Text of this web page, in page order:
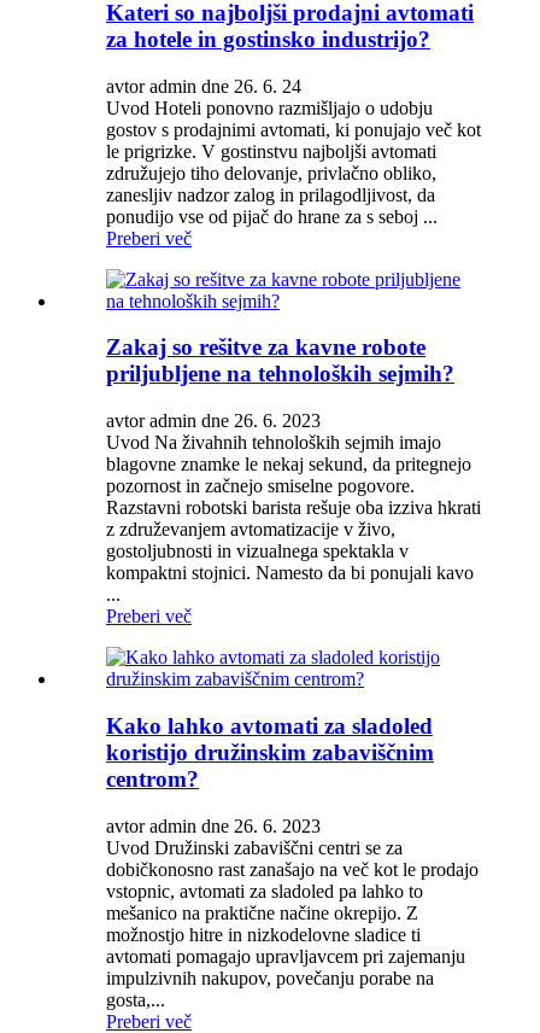
Kateri so najboljši prodajni avtomati
za hotele in gostinsko industrijo?
avtor admin dne 26. 6. 24
Uvod Hoteli ponovno razmišljajo o udobju
gostov s prodajnimi avtomati, ki ponujajo več kot
le prigrizke. V gostinstvu najboljši avtomati
združujejo tiho delovanje, privlačno obliko,
zanesljiv nadzor zalog in prilagodljivost, da
ponudijo vse od pijač do hrane za s seboj ...
Preberi več
Zakaj so rešitve za kavne robote
priljubljene na tehnoloških sejmih?
avtor admin dne 26. 6. 2023
Uvod Na živahnih tehnoloških sejmih imajo
blagovne znamke le nekaj sekund, da pritegnejo
pozornost in začnejo smiselne pogovore.
Razstavni robotski barista rešuje oba izziva hkrati
z združevanjem avtomatizacije v živo,
gostoljubnosti in vizualnega spektakla v
kompaktni stojnici. Namesto da bi ponujali kavo
...
Preberi več
Kako lahko avtomati za sladoled
koristijo družinskim zabaviščnim
centrom?
avtor admin dne 26. 6. 2023
Uvod Družinski zabaviščni centri se za
dobičkonosno rast zanašajo na več kot le prodajo
vstopnic, avtomati za sladoled pa lahko to
mešanico na praktične načine okrepijo. Z
možnostjo hitre in nizkodelovne sladice ti
avtomati pomagajo upravljavcem pri zajemanju
impulzivnih nakupov, povečanju porabe na
gosta,...
Preberi več